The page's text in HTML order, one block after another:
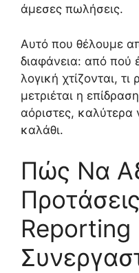
άμεσες πωλήσεις.
Αυτό που θέλουμε
διαφάνεια: από πού
λογική χτίζονται,
μετριέται η
αόριστες,
καλάθι.
Πώς Να
Reporting